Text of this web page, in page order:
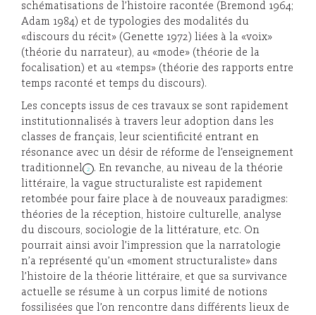
schématisations de l’histoire racontée (Bremond 1964;
Adam 1984) et de typologies des modalités du
«discours du récit» (Genette 1972) liées à la «voix»
(théorie du narrateur), au «mode» (théorie de la
focalisation) et au «temps» (théorie des rapports entre
temps raconté et temps du discours).
Les concepts issus de ces travaux se sont rapidement
institutionnalisés à travers leur adoption dans les
classes de français, leur scientificité entrant en
résonance avec un désir de réforme de l’enseignement
traditionnel 2
. En revanche, au niveau de la théorie
littéraire, la vague structuraliste est rapidement
retombée pour faire place à de nouveaux paradigmes:
théories de la réception, histoire culturelle, analyse
du discours, sociologie de la littérature, etc. On
pourrait ainsi avoir l’impression que la narratologie
n’a représenté qu’un «moment structuraliste» dans
l’histoire de la théorie littéraire, et que sa survivance
actuelle se résume à un corpus limité de notions
fossilisées que l’on rencontre dans différents lieux de